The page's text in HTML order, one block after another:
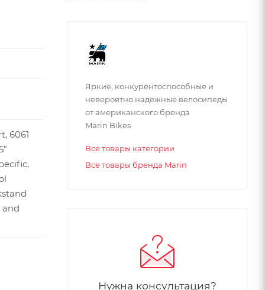
6061
and
Яркие, конкурентоспособные и
невероятно надежные велосипеды
от американского бренда
Marin Bikes
Все товары категории
Все товары бренда Marin
Нужна консультация?